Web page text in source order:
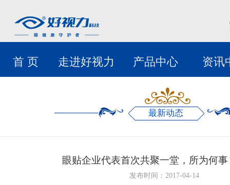
首 页 走进好视力 产品中心 资讯
最新动态
眼贴企业代表首次共聚一堂，所为何
发布时间：2017-04-14